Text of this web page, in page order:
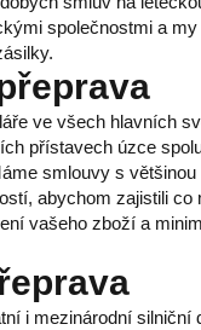
společnostmi a my
ve všech hlavních
přístavech úzce
smlouvy s
abychom zajistili co
vašeho zboží a
i mezinárodní silniční